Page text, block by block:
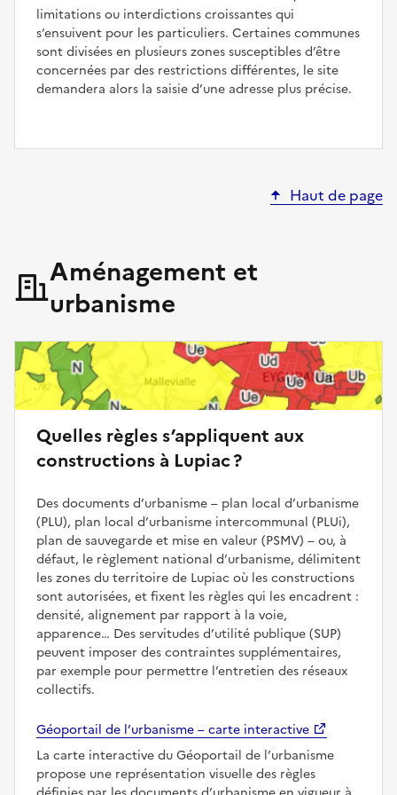
limitations ou interdictions croissantes qui
s’ensuivent pour les particuliers. Certaines communes
sont divisées en plusieurs zones susceptibles d’être
concernées par des restrictions différentes, le site
demandera alors la saisie d’une adresse plus précise.
Haut de page
Aménagement et
urbanisme
Quelles règles s’appliquent aux
constructions à Lupiac ?
Des documents d’urbanisme – plan local d’urbanisme
(PLU), plan local d’urbanisme intercommunal (PLUi),
plan de sauvegarde et mise en valeur (PSMV) – ou, à
défaut, le règlement national d’urbanisme, délimitent
les zones du territoire de Lupiac où les constructions
sont autorisées, et fixent les règles qui les encadrent :
densité, alignement par rapport à la voie,
apparence… Des servitudes d’utilité publique (SUP)
peuvent imposer des contraintes supplémentaires,
par exemple pour permettre l’entretien des réseaux
collectifs.
Géoportail de l’urbanisme – carte interactive
La carte interactive du Géoportail de l’urbanisme
propose une représentation visuelle des règles